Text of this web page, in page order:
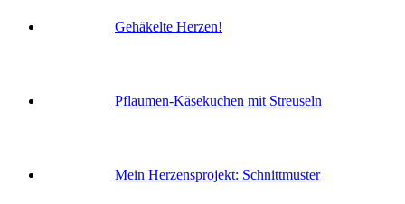
Gehäkelte Herzen!
Pflaumen-Käsekuchen mit Streuseln
Mein Herzensprojekt: Schnittmuster